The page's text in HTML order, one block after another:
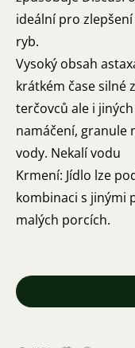
ideální pro
ryb.
Vysoký obsah
krátkém čase silné
terčovců ale i
namáčení, granule
vody. Nekalí vodu
Krmení: Jídlo lze
kombinaci s jinými
malých porcích.